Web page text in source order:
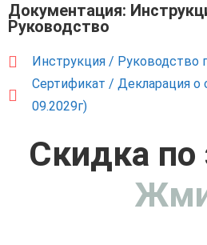
Документация:
Руководство
Инструкция / Руководство
Сертификат / Декларация о
09.2029г)
Скидка по